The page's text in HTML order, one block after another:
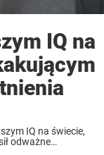
IQ na
IQ na świecie,
odważne